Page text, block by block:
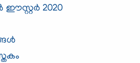
ഈസ്റ്റർ 2020